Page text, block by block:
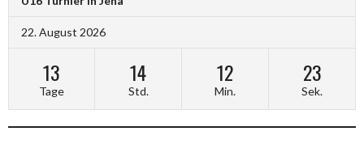
22. August 2026
13
Tage
14
Std.
12
Min.
23
Sek.